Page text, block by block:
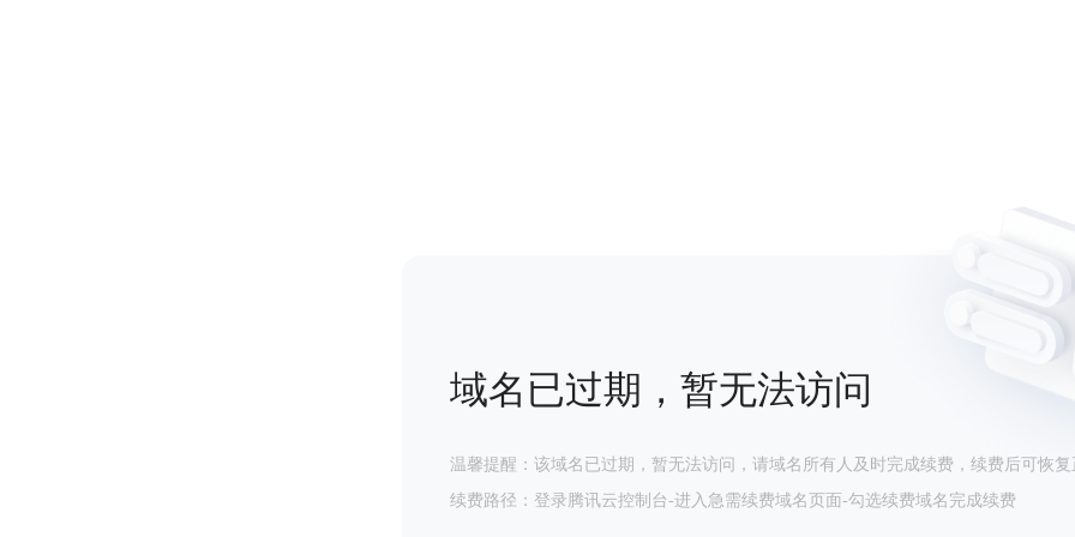
域名已过期，暂无法访问
温馨提醒：该域名已过期，暂无法访问，请域名所有人及时完成续费，续费后可恢复
续费路径：登录腾讯云控制台-进入急需续费域名页面-勾选续费域名完成续费